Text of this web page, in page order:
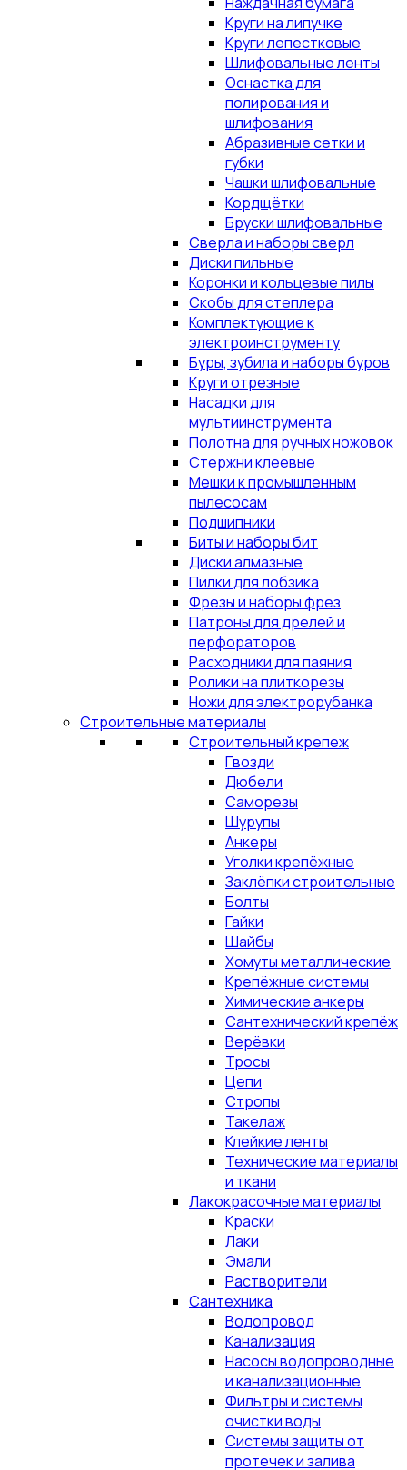
Круги на липучке
Круги лепестковые
Шлифовальные ленты
Оснастка для
полирования и
шлифования
Абразивные сетки и
губки
Чашки шлифовальные
Кордщётки
Бруски шлифовальные
Сверла и наборы сверл
Диски пильные
Коронки и кольцевые пилы
Скобы для степлера
Комплектующие к
электроинструменту
Буры, зубила и наборы буров
Круги отрезные
Насадки для
мультиинструмента
Полотна для ручных ножовок
Стержни клеевые
Мешки к промышленным
пылесосам
Подшипники
Биты и наборы бит
Диски алмазные
Пилки для лобзика
Фрезы и наборы фрез
Патроны для дрелей и
перфораторов
Расходники для паяния
Ролики на плиткорезы
Ножи для электрорубанка
Строительные материалы
Строительный крепеж
Гвозди
Дюбели
Саморезы
Шурупы
Анкеры
Уголки крепёжные
Заклёпки строительные
Болты
Гайки
Шайбы
Хомуты металлические
Крепёжные системы
Химические анкеры
Сантехнический крепёж
Верёвки
Тросы
Цепи
Стропы
Такелаж
Клейкие ленты
Технические материалы
и ткани
Лакокрасочные материалы
Краски
Лаки
Эмали
Растворители
Сантехника
Водопровод
Канализация
Насосы водопроводные
и канализационные
Фильтры и системы
очистки воды
Системы защиты от
протечек и залива